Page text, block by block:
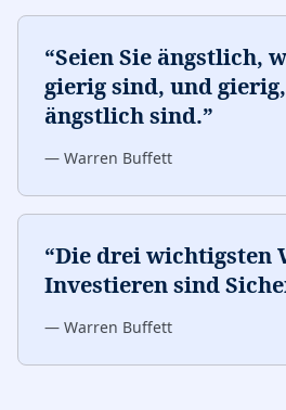
“Seien Sie ängstlich,
gierig sind, und
ängstlich sind.”
— Warren Buffett
“Die drei wichtigsten
Investieren sind
— Warren Buffett